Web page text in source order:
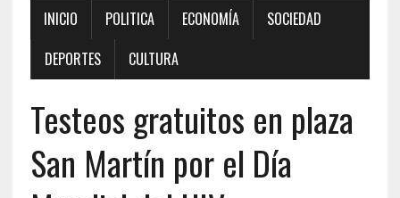
INICIO POLITICA ECONOMÍA
SOCIEDAD
DEPORTES
CULTURA
Testeos gratuitos en plaza
San Martín por el Día